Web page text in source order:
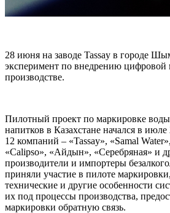
28 июня на заводе Tassay в городе
эксперимент по внедрению цифровой
производстве.
Пилотный проект по маркировке
напитков в Казахстане начался в июле
12 компаний – «Tassay», «Samal
«Calipso», «Айдын», «Серебряная» и
производители и импортеры
приняли участие в пилоте
технические и другие особенности
их под процессы производства,
маркировки обратную связь.